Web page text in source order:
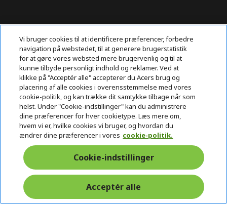
e
FØLG OS PÅ SOCIALE MEDIER
Returnering & fortrydelse
Fortryd aftalen
både før og
efter købet
Vi bruger cookies til at identificere præferencer, forbedre
navigation på webstedet, til at generere brugerstatistik
for at gøre vores websted mere brugervenlig og til at
kunne tilbyde personligt indhold og reklamer. Ved at
klikke på "Acceptér alle" accepterer du Acers brug og
placering af alle cookies i overensstemmelse med vores
cookie-politik, og kan trække dit samtykke tilbage når som
helst. Under "Cookie-indstillinger" kan du administrere
dine præferencer for hver cookietype. Læs mere om,
hvem vi er, hvilke cookies vi bruger, og hvordan du
ændrer dine præferencer i vores cookie-politik.
Cookie-indstillinger
Acceptér alle